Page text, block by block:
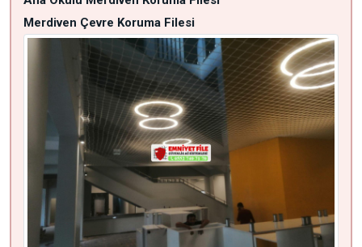
Merdiven Çevre Koruma Filesi